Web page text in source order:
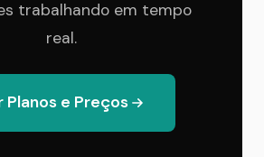
trabalhando em tempo
real.
Planos e Preços